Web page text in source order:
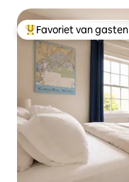
Topfavoriet van
Favoriet van gasten